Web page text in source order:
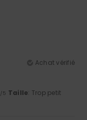
Achat vérifié
/5 Taille: Trop petit